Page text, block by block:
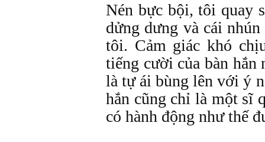
Nén bực bội, tôi quay
dửng dưng và cái
tôi. Cảm giác khó
tiếng cười của bàn hắn
là tự ái bùng lên với ý
hắn cũng chỉ là một sĩ
có hành động như thế